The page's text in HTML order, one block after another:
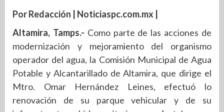
Por Redacción | Noticiaspc.com.mx |
Altamira, Tamps.- Como parte de las acciones de
modernización y mejoramiento del organismo
operador del agua, la Comisión Municipal de Agua
Potable y Alcantarillado de Altamira, que dirige el
Mtro. Omar Hernández Leines, efectuó lo
renovación de su parque vehicular y de su